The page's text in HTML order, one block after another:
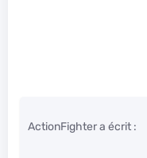
ActionFighter a écrit :